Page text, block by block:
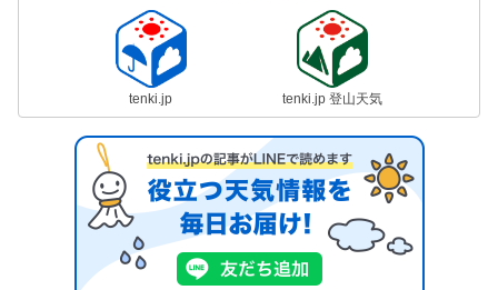
tenki.jp tenki.jp 登山天気